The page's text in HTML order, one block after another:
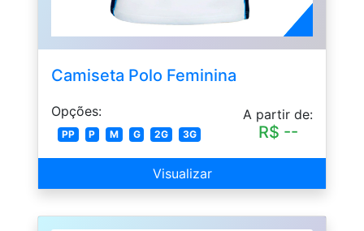
Camiseta Polo Feminina
Opções:
PP P M G 2G 3G
A partir de:
R$ --
Visualizar